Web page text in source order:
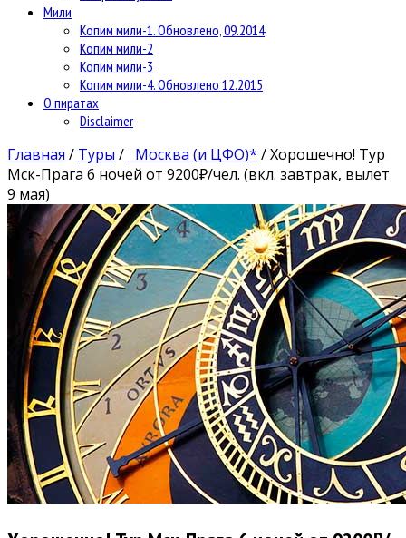
Мили
Копим мили-1. Обновлено, 09.2014
Копим мили-2
Копим мили-3
Копим мили-4. Обновлено 12.2015
О пиратах
Disclaimer
Главная / Туры / Москва (и ЦФО)* /Хорошечно! Тур
Мск-Прага 6 ночей от 9200₽/чел. (вкл. завтрак, вылет
9 мая)